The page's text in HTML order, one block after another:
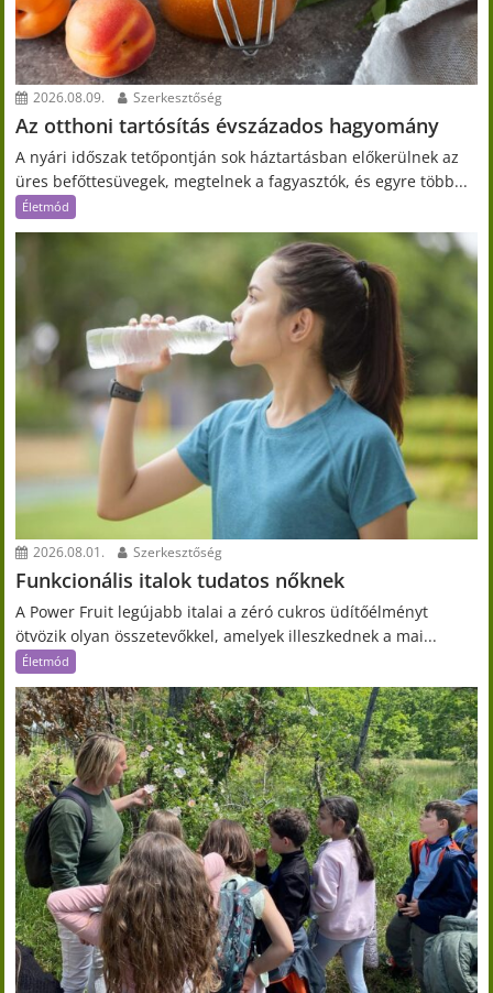
2026.08.09. Szerkesztőség
Az otthoni tartósítás évszázados hagyomány
A nyári időszak tetőpontján sok háztartásban előkerülnek az
üres befőttesüvegek, megtelnek a fagyasztók, és egyre több...
Életmód
2026.08.01. Szerkesztőség
Funkcionális italok tudatos nőknek
A Power Fruit legújabb italai a zéró cukros üdítőélményt
ötvözik olyan összetevőkkel, amelyek illeszkednek a mai...
Életmód